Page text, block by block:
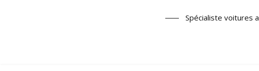
Spécialiste voitures